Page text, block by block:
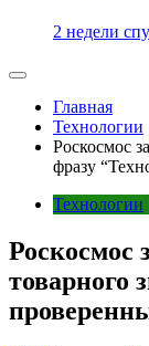
2 недели
Главная
Технологии
Роскосмос
фразу
Технологии
Роскосмос
товарного